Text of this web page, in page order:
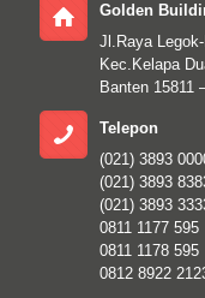
Golden
Jl.Raya
Kec.Kelapa
Banten 15811
Telepon
(021) 3893
(021) 3893
(021) 3893
0811 1177 595
0811 1178 595
0812 8922